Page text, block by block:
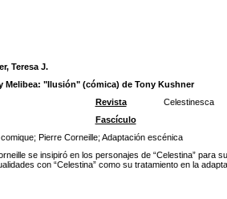
Teresa J.
Melibea: "Ilusión" (cómica) de Tony Kushner
Revista
Celestinesca
Fascículo
; Pierre Corneille; Adaptación escénica
se insipiró en los personajes de “Celestina” para
con “Celestina” como su tratamiento en la